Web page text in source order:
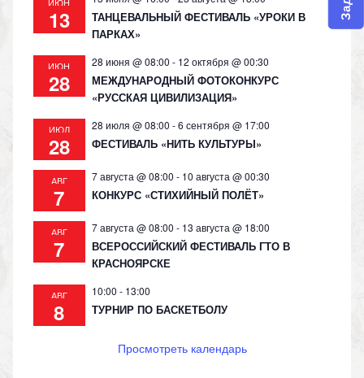
13
ТАНЦЕВАЛЬНЫЙ ФЕСТИВАЛЬ «УРОКИ В
ПАРКАХ»
ИЮН
28
28 июня @ 08:00 - 12 октября @ 00:30
МЕЖДУНАРОДНЫЙ ФОТОКОНКУРС
«РУССКАЯ ЦИВИЛИЗАЦИЯ»
ИЮЛ
28
28 июля @ 08:00 -6 сентября @ 17:00
ФЕСТИВАЛЬ «НИТЬ КУЛЬТУРЫ»
АВГ
7
7 августа @ 08:00 - 10 августа @ 00:30
КОНКУРС «СТИХИЙНЫЙ ПОЛЁТ»
АВГ
7
7 августа @ 08:00 - 13 августа @ 18:00
ВСЕРОССИЙСКИЙ ФЕСТИВАЛЬ ГТО В
КРАСНОЯРСКЕ
АВГ
8
10:00 - 13:00
ТУРНИР ПО БАСКЕТБОЛУ
Просмотреть календарь